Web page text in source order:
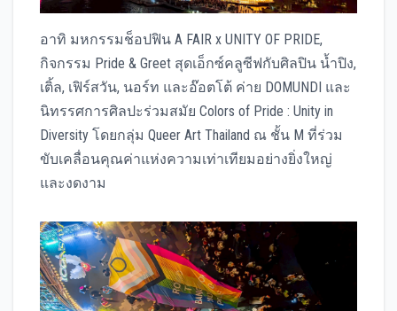
อาทิ มหกรรมช็อปฟิน A FAIR x UNITY OF PRIDE,
กิจกรรม Pride & Greet สุดเอ็กซ์คลูซีฟกับศิลปิน น้ำปิง,
เติ้ล, เฟิร์สวัน, นอร์ท และอ๊อตโต้ ค่าย DOMUNDI และ
นิทรรศการศิลปะร่วมสมัย Colors of Pride : Unity in
Diversity โดยกลุ่ม Queer Art Thailand ณ ชั้น M ที่ร่วม
ขับเคลื่อนคุณค่าแห่งความเท่าเทียมอย่างยิ่งใหญ่
และงดงาม